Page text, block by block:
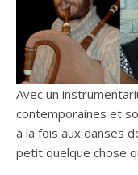
Avec un
contemporaines et
à la fois aux danses
petit quelque chose